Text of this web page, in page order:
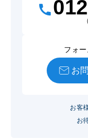
フォ
お
お客
お